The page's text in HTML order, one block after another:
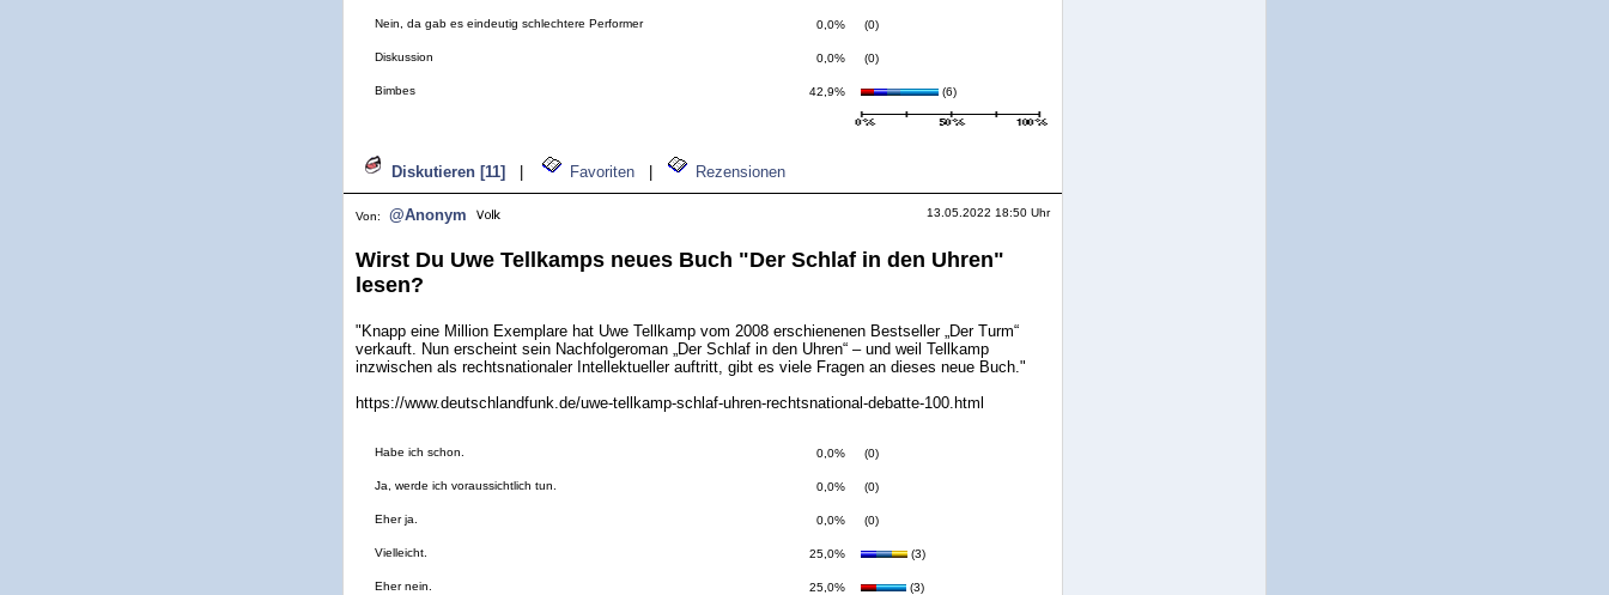
Nein, da gab es eindeutig schlechtere Performer 0,0% (0)
Diskussion 0,0% (0)
Bimbes 42,9% (6)
Diskutieren [11] Favoriten Rezensionen
Von: @Anonym 13.05.2022 18:50 Uhr
Wirst Du Uwe Tellkamps neues Buch "Der Schlaf in den Uhren"
lesen?
"Knapp eine Million Exemplare hat Uwe Tellkamp vom 2008 erschienenen Bestseller „Der Turm“
verkauft. Nun erscheint sein Nachfolgeroman „Der Schlaf in den Uhren“ – und weil Tellkamp
inzwischen als rechtsnationaler Intellektueller auftritt, gibt es viele Fragen an dieses neue Buch."
https://www.deutschlandfunk.de/uwe-tellkamp-schlaf-uhren-rechtsnational-debatte-100.html
Habe ich schon. 0,0% (0)
Ja, werde ich voraussichtlich tun. 0,0% (0)
Eher ja. 0,0% (0)
Vielleicht. 25,0% (3)
Eher nein. 25,0% (3)